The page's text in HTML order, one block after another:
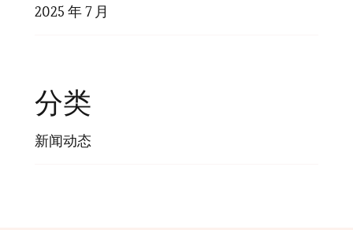
2025 年 7 月
分类
新闻动态